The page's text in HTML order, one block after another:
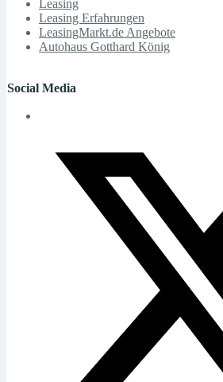
Leasing
Leasing Erfahrungen
LeasingMarkt.de Angebote
Autohaus Gotthard König
Social Media